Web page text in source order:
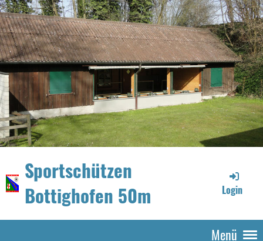
Sportschützen
Bottighofen 50m
Login
Menü